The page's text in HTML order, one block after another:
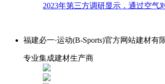
2023年第三方调研显示，通过空气
福建必一·运动(B-Sports)官方网站建材有
专业集成建材生产商